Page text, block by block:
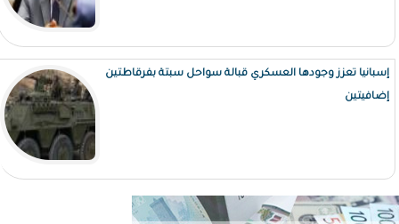
إسبانيا تعزز وجودها العسكري قبالة سواحل سبتة بفرقاطتين
إضافيتين